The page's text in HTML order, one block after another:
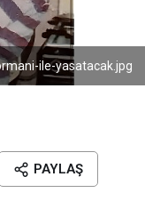
ile-yasatacak.jpg
PAYLAŞ